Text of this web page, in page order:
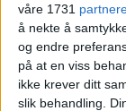
våre 1731
å nekte å
og endre
på at en viss
ikke krever ditt
slik behandling.